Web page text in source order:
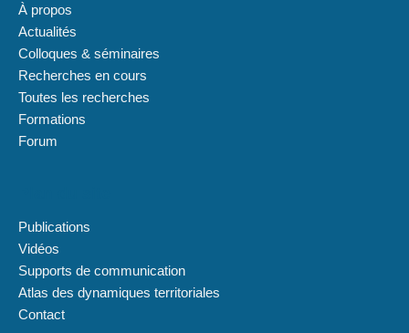
À propos
Actualités
Colloques & séminaires
Recherches en cours
Toutes les recherches
Formations
Forum
Publications
Vidéos
Supports de communication
Atlas des dynamiques territoriales
Contact